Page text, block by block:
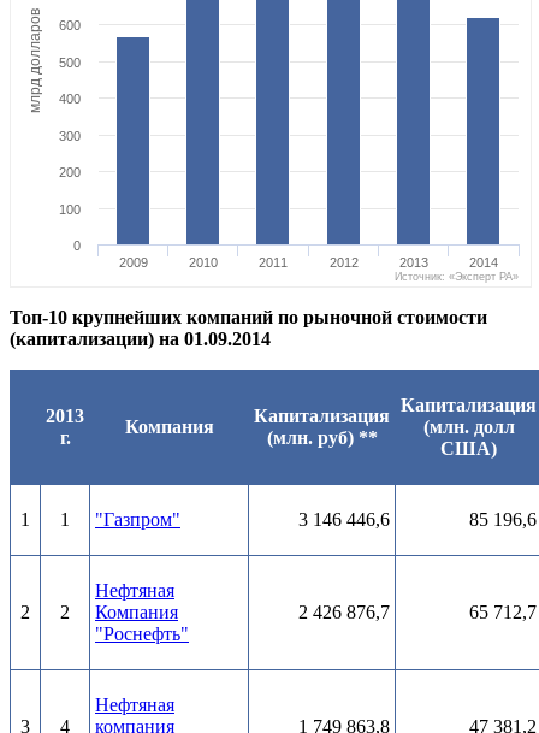
млрд долларов
2009 2010 2011 2012 2013 2014
0
100
200
300
400
500
600
Источник: «Эксперт РА»
Топ-10 крупнейших компаний по рыночной стоимости
(капитализации) на 01.09.2014
2013
г.
Компания
Капитализация
(млн. руб) **
Капитализация
(млн. долл
США)
1 1 "Газпром" 3 146 446,6 85 196,6
2 2
Нефтяная
Компания
"Роснефть"
2 426 876,7 65 712,7
3 4
Нефтяная
компания
1 749 863,8 47 381,2